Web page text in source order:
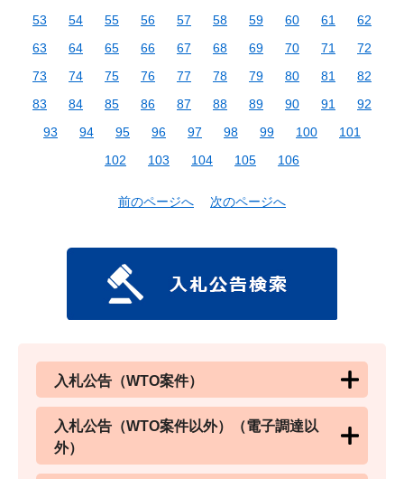
53
54 55 56 57 58 59 60 61
62
63
64 65 66 67 68 69 70 71
72
73
74 75 76 77 78 79 80 81
82
83
84 85 86 87 88 89 90 91
92
93
94 95 96 97 98 99 100
101
102
103 104 105 106
前のページへ 次のページへ
入札公告（WTO案件）
入札公告（WTO案件以外）（電子調達以
外）